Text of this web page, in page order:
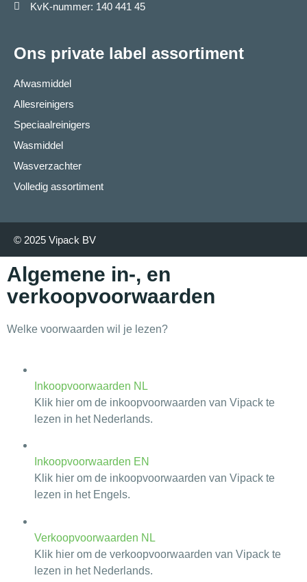
KvK-nummer: 140 441 45
Ons private label assortiment
Afwasmiddel
Allesreinigers
Speciaalreinigers
Wasmiddel
Wasverzachter
Volledig assortiment
© 2025 Vipack BV
Algemene in-, en
verkoopvoorwaarden
Welke voorwaarden wil je lezen?
Inkoopvoorwaarden NL
Klik hier om de inkoopvoorwaarden van Vipack te
lezen in het Nederlands.
Inkoopvoorwaarden EN
Klik hier om de inkoopvoorwaarden van Vipack te
lezen in het Engels.
Verkoopvoorwaarden NL
Klik hier om de verkoopvoorwaarden van Vipack te
lezen in het Nederlands.